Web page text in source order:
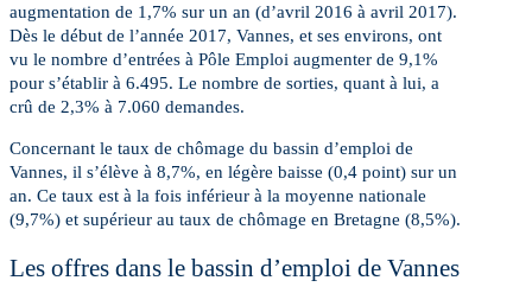
augmentation de 1,7% sur un an (d’avril 2016 à avril 2017).
Dès le début de l’année 2017, Vannes, et ses environs, ont
vu le nombre d’entrées à Pôle Emploi augmenter de 9,1%
pour s’établir à 6.495. Le nombre de sorties, quant à lui, a
crû de 2,3% à 7.060 demandes.
Concernant le taux de chômage du bassin d’emploi de
Vannes, il s’élève à 8,7%, en légère baisse (0,4 point) sur un
an. Ce taux est à la fois inférieur à la moyenne nationale
(9,7%) et supérieur au taux de chômage en Bretagne (8,5%).
Les offres dans le bassin d’emploi de Vannes